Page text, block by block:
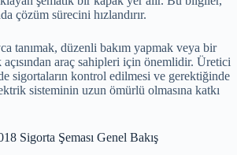
çözüm sürecini hızlandırır.
tanımak, düzenli bakım yapmak veya bir
araç sahipleri için önemlidir. Üretici
sigortaların kontrol edilmesi ve gerektiğinde
sisteminin uzun ömürlü olmasına katkı
Sigorta Şeması Genel Bakış